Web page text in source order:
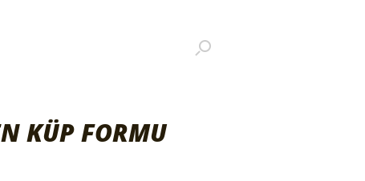
KÜP FORMU